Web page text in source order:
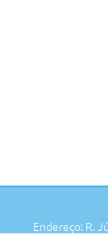
Endereço: R.